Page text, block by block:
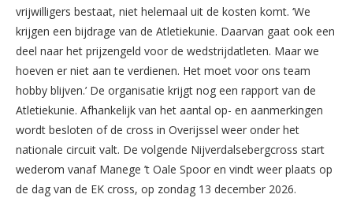
vrijwilligers bestaat, niet helemaal uit de kosten komt. ‘We
krijgen een bijdrage van de Atletiekunie. Daarvan gaat ook een
deel naar het prijzengeld voor de wedstrijdatleten. Maar we
hoeven er niet aan te verdienen. Het moet voor ons team
hobby blijven.’ De organisatie krijgt nog een rapport van de
Atletiekunie. Afhankelijk van het aantal op- en aanmerkingen
wordt besloten of de cross in Overijssel weer onder het
nationale circuit valt. De volgende Nijverdalsebergcross start
wederom vanaf Manege ’t Oale Spoor en vindt weer plaats op
de dag van de EK cross, op zondag 13 december 2026.